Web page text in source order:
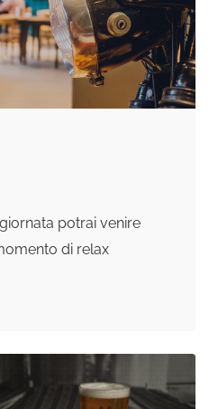
potrai venire
di relax